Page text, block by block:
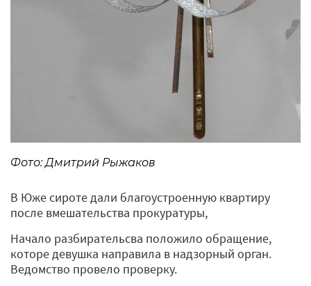
Фото: Дмитрий Рыжаков
В Юже сироте дали благоустроенную квартиру
после вмешательства прокуратуры,
Начало разбирательсва положило обращение,
которе девушка направила в надзорный орган.
Ведомство провело проверку.